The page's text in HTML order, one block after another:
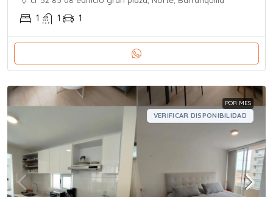
1 1 1
POR MES
VERIFICAR DISPONIBILIDAD